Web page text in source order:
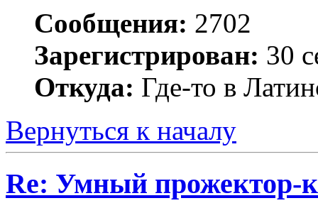
Сообщения: 2702
Зарегистрирован: 30
Откуда: Где-то в
Вернуться к началу
Re: Умный прожектор-